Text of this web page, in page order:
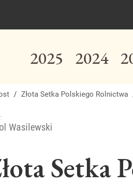
2025 2024
/ Złota Setka Polskiego Rolnictwa
Wasilewski
Setka